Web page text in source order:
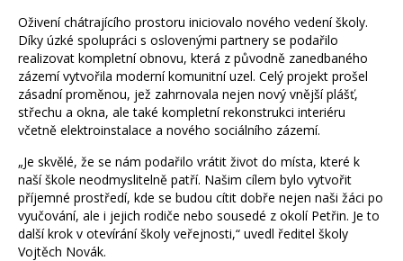
Oživení chátrajícího prostoru iniciovalo nového vedení školy.
Díky úzké spolupráci s oslovenými partnery se podařilo
realizovat kompletní obnovu, která z původně zanedbaného
zázemí vytvořila moderní komunitní uzel. Celý projekt prošel
zásadní proměnou, jež zahrnovala nejen nový vnější plášť,
střechu a okna, ale také kompletní rekonstrukci interiéru
včetně elektroinstalace a nového sociálního zázemí.
„Je skvělé, že se nám podařilo vrátit život do místa, které k
naší škole neodmyslitelně patří. Našim cílem bylo vytvořit
příjemné prostředí, kde se budou cítit dobře nejen naši žáci po
vyučování, ale i jejich rodiče nebo sousedé z okolí Petřin. Je to
další krok v otevírání školy veřejnosti,“ uvedl ředitel školy
Vojtěch Novák.